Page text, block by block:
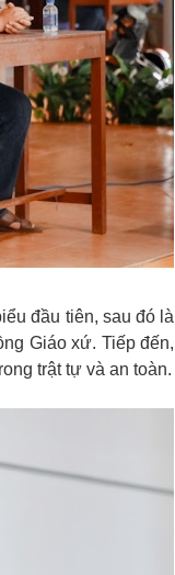
đầu tiên, sau đó là
Giáo xứ. Tiếp đến,
trật tự và an toàn.